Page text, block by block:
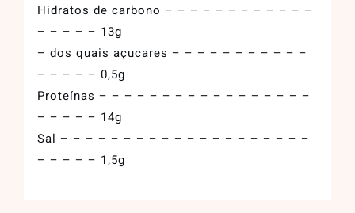
Hidratos de carbono – – – – – – – – – – – –
– – – – – 13g
– dos quais açucares – – – – – – – – – – –
– – – – – 0,5g
Proteínas – – – – – – – – – – – – – – – – –
– – – – – 14g
Sal – – – – – – – – – – – – – – – – – – – –
– – – – – 1,5g